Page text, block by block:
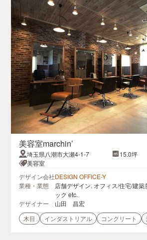
美容室marchin’
埼玉県八潮市大瀬4-1-7
15.0坪
美容室
デザイン会社DESIGN OFFICE-Y
業種・業態
店舗デザイン. オフィス/住宅/建築
ック etc.
デザイナー
山田 昌宏
木目
インダストリアル コンクリート